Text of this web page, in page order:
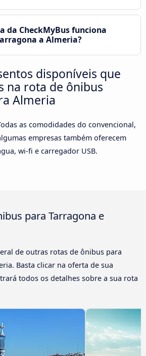
da CheckMyBus funciona
a Almeria?
disponíveis que
na rota de ônibus
Almeria
as comodidades do convencional,
empresas também oferecem
wi-fi e carregador USB.
para Tarragona e
de outras rotas de ônibus para
Basta clicar na oferta de sua
todos os detalhes sobre a sua rota